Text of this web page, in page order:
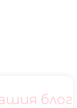
блог